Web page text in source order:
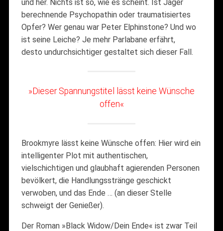
und her. Nichts ist so, wie es scheint. Ist Jager
berechnende Psychopathin oder traumatisiertes
Opfer? Wer genau war Peter Elphinstone? Und wo
ist seine Leiche? Je mehr Parlabane erfährt,
desto undurchsichtiger gestaltet sich dieser Fall.
»Dieser Spannungstitel lässt keine Wünsche
offen«
Brookmyre lässt keine Wünsche offen: Hier wird ein
intelligenter Plot mit authentischen,
vielschichtigen und glaubhaft agierenden Personen
bevölkert, die Handlungsstränge geschickt
verwoben, und das Ende … (an dieser Stelle
schweigt der Genießer).
Der Roman »Black Widow/Dein Ende« ist zwar Teil